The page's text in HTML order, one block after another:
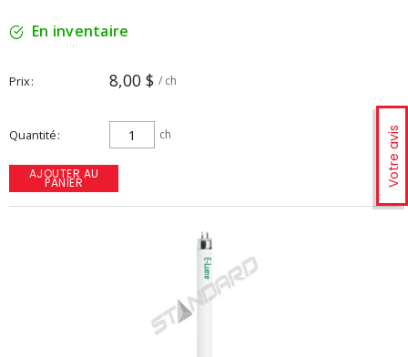
Votre avis
En inventaire
Prix 8,00 $ / ch
Quantité ch
AJOUTER AU
PANIER